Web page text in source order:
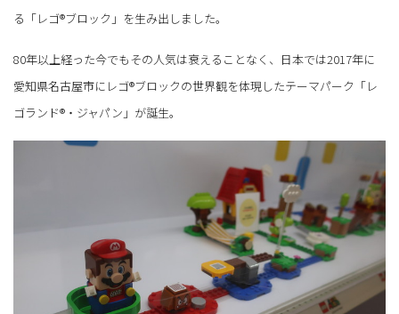
る「レゴ®ブロック」を生み出しました。
80年以上経った今でもその人気は衰えることなく、日本では2017年に
愛知県名古屋市にレゴ®ブロックの世界観を体現したテーマパーク「レ
ゴランド®・ジャパン」が誕生。